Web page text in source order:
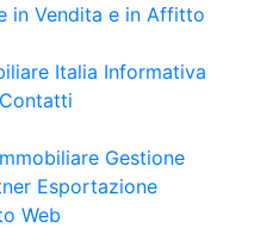
Italia Informativa
Contatti
Gestione
Esportazione
Web